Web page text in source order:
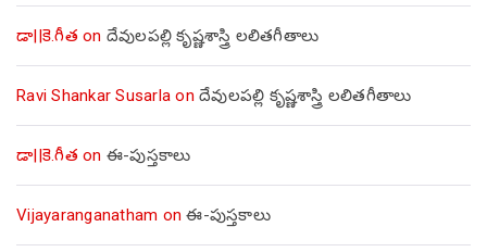
డా||కె.గీత on దేవులపల్లి కృష్ణశాస్త్రి లలితగీతాలు
Ravi Shankar Susarla on దేవులపల్లి కృష్ణశాస్త్రి లలితగీతాలు
డా||కె.గీత on ఈ-పుస్తకాలు
Vijayaranganatham onఈ-పుస్తకాలు